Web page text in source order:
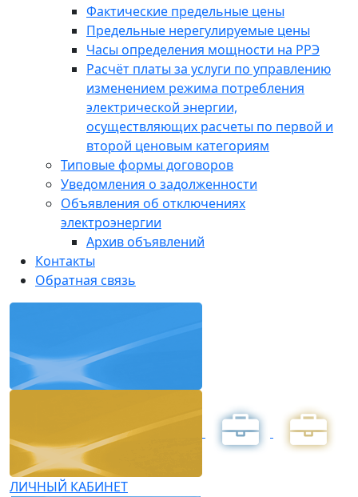
Фактические предельные цены
Предельные нерегулируемые цены
Часы определения мощности на РРЭ
Расчёт платы за услуги по управлению
изменением режима потребления
электрической энергии,
осуществляющих расчеты по первой и
второй ценовым категориям
Типовые формы договоров
Уведомления о задолженности
Объявления об отключениях
электроэнергии
Архив объявлений
Контакты
Обратная связь
ЛИЧНЫЙ КАБИНЕТ